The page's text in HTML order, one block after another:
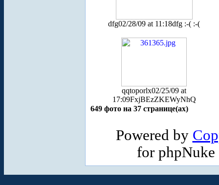
dfg02/28/09 at 11:18dfg :-( :-(
qqtoporlx02/25/09 at
17:09FxjBEzZKEWyNhQ
649 фото на 37 странице(ах)
Powered by
for